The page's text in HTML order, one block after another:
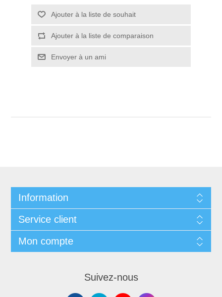
Ajouter à la liste de souhait
Ajouter à la liste de comparaison
Envoyer à un ami
Information
Service client
Mon compte
Suivez-nous